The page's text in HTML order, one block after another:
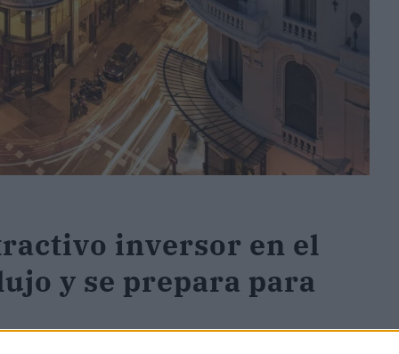
inversor en el
y se prepara para